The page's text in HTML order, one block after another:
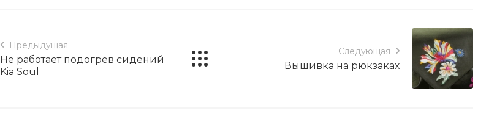
Предыдущая
Не работает подогрев сидений
Kia Soul
Следующая
Вышивка на рюкзаках